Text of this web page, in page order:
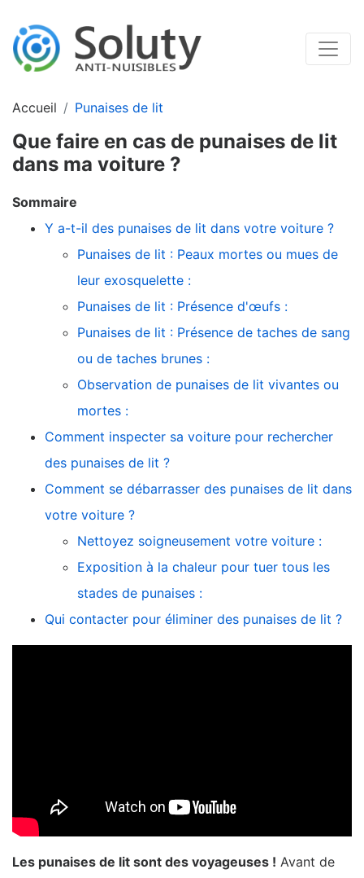
Accueil Punaises de lit
Que faire en cas de punaises de lit
dans ma voiture ?
Sommaire
Y a-t-il des punaises de lit dans votre voiture ?
Punaises de lit : Peaux mortes ou mues de
leur exosquelette :
Punaises de lit : Présence d'œufs :
Punaises de lit : Présence de taches de sang
ou de taches brunes :
Observation de punaises de lit vivantes ou
mortes :
Comment inspecter sa voiture pour rechercher
des punaises de lit ?
Comment se débarrasser des punaises de lit dans
votre voiture ?
Nettoyez soigneusement votre voiture :
Exposition à la chaleur pour tuer tous les
stades de punaises :
Qui contacter pour éliminer des punaises de lit ?
Les punaises de lit sont des voyageuses ! Avant de